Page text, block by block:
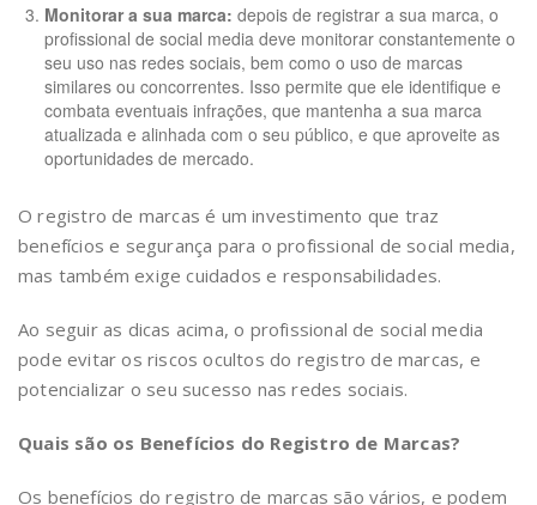
Monitorar a sua marca: depois de registrar a sua marca, o
profissional de social media deve monitorar constantemente o
seu uso nas redes sociais, bem como o uso de marcas
similares ou concorrentes. Isso permite que ele identifique e
combata eventuais infrações, que mantenha a sua marca
atualizada e alinhada com o seu público, e que aproveite as
oportunidades de mercado.
O registro de marcas é um investimento que traz
benefícios e segurança para o profissional de social media,
mas também exige cuidados e responsabilidades.
Ao seguir as dicas acima, o profissional de social media
pode evitar os riscos ocultos do registro de marcas, e
potencializar o seu sucesso nas redes sociais.
Quais são os Benefícios do Registro de Marcas?
Os benefícios do registro de marcas são vários, e podem